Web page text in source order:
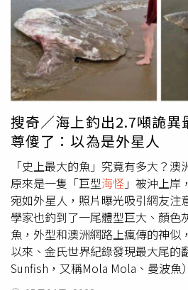
公尺、重達272公斤，但這款章魚
東一帶，在70年代時，廣泛分佈於
類過度開發與捕撈，導致中華鱟數
一。近幾年因氣候變化而出現於江
撿到活化石「鱟」，擔心牠會被太
求助。（圖／Pixabay）另外，《新
嶺市松門鎮的15歲王姓少年，日前
遊玩，在附近發現一隻「鱟」（音
動，少年在學校曾學過這種海洋生
印象深刻，由於這是國家二級保護
陽曬乾，因此先將牠帶回家。少年
弟一起到警局求助，當時他還能準
們非常佩服，隨後對鱟進行初步檢
傷狀況，聯繫當地的漁業部門，將
《行政院農業委員會全球資訊網》
睛和一根長而尖的劍尾，祖先出現
恐龍古老，因此又被稱作「活化石
重約3至5公斤，不過牠們與其它
搜奇／海上釣出2.7噸詭
尊傻了：以為是外星人
「史上最大的魚」究竟有多大？澳
原來是一隻「巨型海怪 」被沖上岸
宛如外星人，照片曝光吸引網友注
學家也釣到了一尾體型巨大、顏色
魚，外型和澳洲網路上瘋傳的神似
以來、金氏世界紀錄發現最大尾的
Sunfish，又稱Mola Mola、曼波魚
公尺。澳洲民眾在海邊看見一隻身